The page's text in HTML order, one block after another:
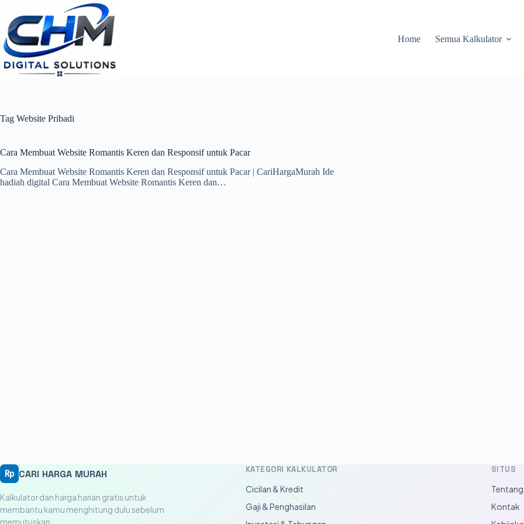
content
Home
Semua Kalkulator
Tag Website Pribadi
Cara Membuat Website Romantis Keren dan Responsif untuk Pacar
Cara Membuat Website Romantis Keren dan Responsif untuk Pacar | CariHargaMurah Ide
hadiah digital Cara Membuat Website Romantis Keren dan…
Rp CARI HARGA MURAH
Kalkulator dan harga harian gratis untuk
membantu kamu menghitung dulu sebelum
memutuskan.
KATEGORI KALKULATOR
Cicilan & Kredit
Gaji & Penghasilan
SITUS
Kontak